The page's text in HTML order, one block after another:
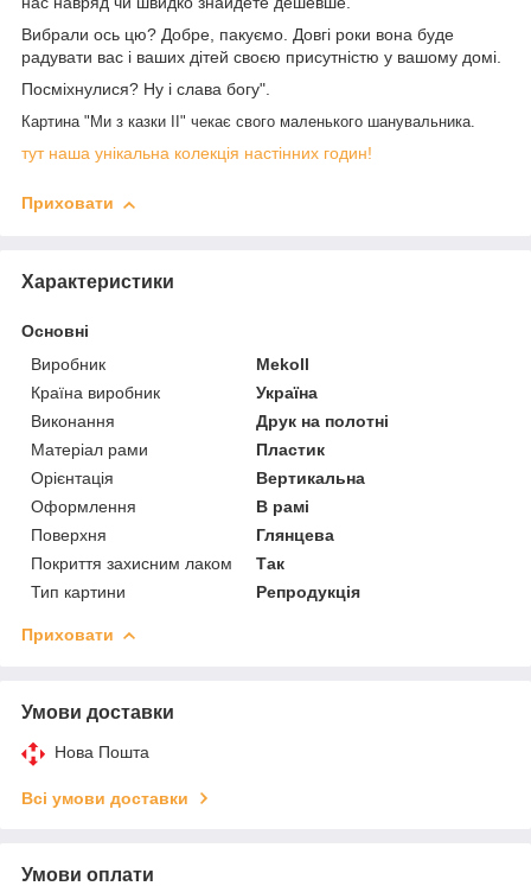
Вибрали ось цю? Добре, пакуємо. Довгі роки вона буде
радувати вас і ваших дітей своєю присутністю у вашому домі.
Посміхнулися? Ну і слава богу".
Картина "Ми з казки II" чекає свого маленького шанувальника.
тут наша унікальна колекція настінних годин!
Приховати
Характеристики
Основні
Виробник
Mekoll
Країна виробник
Україна
Виконання
Друк на полотні
Матеріал рами
Пластик
Орієнтація
Вертикальна
Оформлення
В рамі
Поверхня
Глянцева
Покриття захисним лаком
Так
Тип картини
Репродукція
Приховати
Умови доставки
Нова Пошта
Всі умови доставки
Умови оплати